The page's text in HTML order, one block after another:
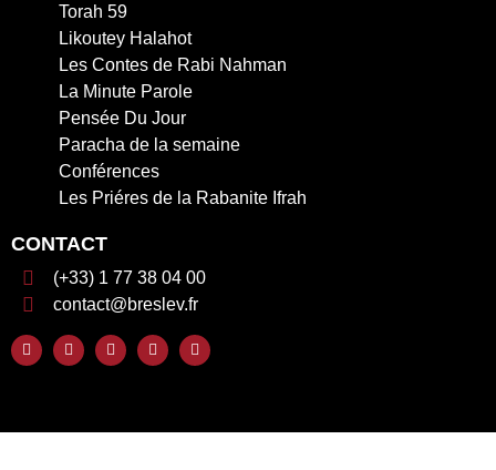
Torah 59
Likoutey Halahot
Les Contes de Rabi Nahman
La Minute Parole
Pensée Du Jour
Paracha de la semaine
Conférences
Les Priéres de la Rabanite Ifrah
CONTACT
(+33) 1 77 38 04 00
contact@breslev.fr